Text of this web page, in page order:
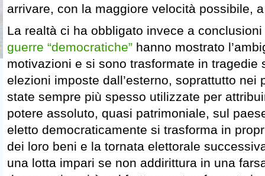
arrivare, con la maggiore velocità possibile,
La realtà ci ha obbligato invece a
guerre “democratiche” hanno mostrato
motivazioni e si sono trasformate in tragedie
elezioni imposte dall’esterno, soprattutto nei
state sempre più spesso utilizzate per
potere assoluto, quasi patrimoniale, sul
eletto democraticamente si trasforma in
dei loro beni e la tornata elettorale
una lotta impari se non addirittura in una